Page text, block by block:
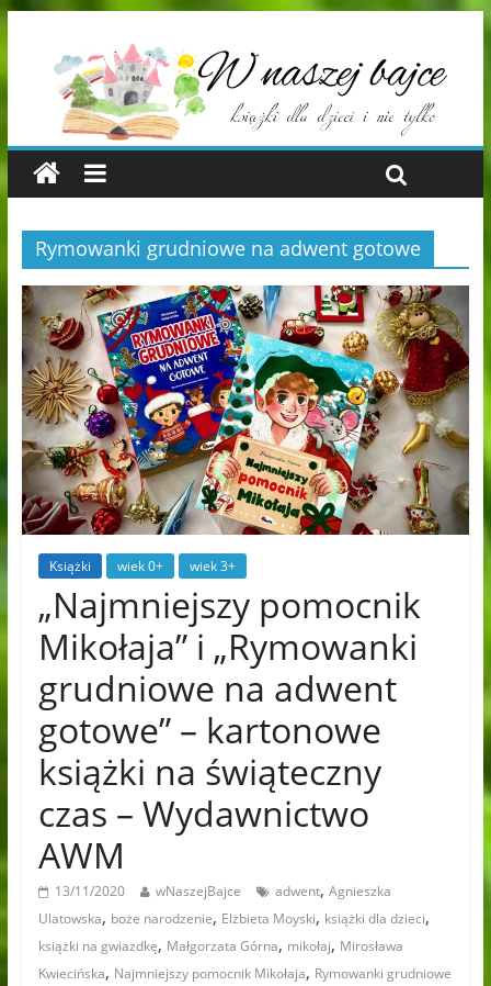
Rymowanki grudniowe na adwent gotowe
Książki wiek 0+ wiek 3+
„Najmniejszy pomocnik
Mikołaja” i „Rymowanki
grudniowe na adwent
gotowe” – kartonowe
książki na świąteczny
czas – Wydawnictwo
AWM
13/11/2020 wNaszejBajce adwent, Agnieszka
Ulatowska, boże narodzenie, Elżbieta Moyski, książki dla dzieci,
książki na gwiazdkę, Małgorzata Górna, mikołaj, Mirosława
Kwiecińska, Najmniejszy pomocnik Mikołaja, Rymowanki grudniowe